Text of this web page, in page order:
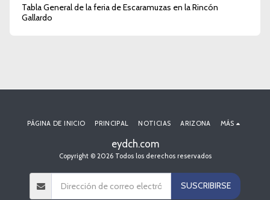
Tabla General de la feria de Escaramuzas en la Rincón
Gallardo
eydch.com
Copyright © 2026 Todos los derechos reservados
PÁGINA DE INICIO PRINCIPAL NOTICIAS ARIZONA MÁS
SUSCRIBIRSE